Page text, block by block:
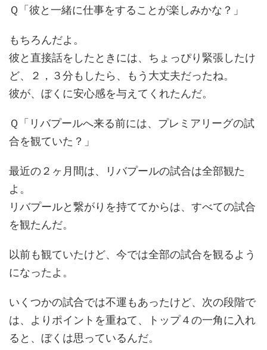
Ｑ「彼と一緒に仕事をすることが楽しみかな？」
もちろんだよ。
彼と直接話をしたときには、ちょっぴり緊張したけ
ど、２，３分もしたら、もう大丈夫だったね。
彼が、ぼくに安心感を与えてくれたんだ。
Ｑ「リバプールへ来る前には、プレミアリーグの試
合を観ていた？」
最近の２ヶ月間は、リバプールの試合は全部観た
よ。
リバプールと繋がりを持ててからは、すべての試合
を観たんだ。
以前も観ていたけど、今では全部の試合を観るよう
になったよ。
いくつかの試合では不運もあったけど、次の段階で
は、よりポイントを重ねて、トップ４の一角に入れ
ると、ぼくは思っているんだ。